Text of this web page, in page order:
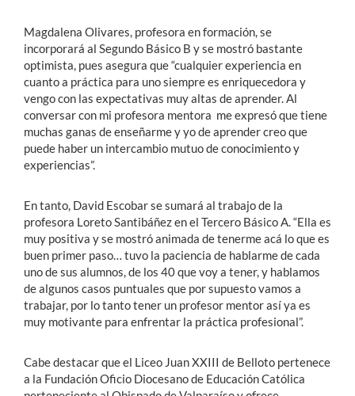
Magdalena Olivares, profesora en formación, se
incorporará al Segundo Básico B y se mostró bastante
optimista, pues asegura que “cualquier experiencia en
cuanto a práctica para uno siempre es enriquecedora y
vengo con las expectativas muy altas de aprender. Al
conversar con mi profesora mentora me expresó que tiene
muchas ganas de enseñarme y yo de aprender creo que
puede haber un intercambio mutuo de conocimiento y
experiencias”.
En tanto, David Escobar se sumará al trabajo de la
profesora Loreto Santibáñez en el Tercero Básico A. “Ella es
muy positiva y se mostró animada de tenerme acá lo que es
buen primer paso… tuvo la paciencia de hablarme de cada
uno de sus alumnos, de los 40 que voy a tener, y hablamos
de algunos casos puntuales que por supuesto vamos a
trabajar, por lo tanto tener un profesor mentor así ya es
muy motivante para enfrentar la práctica profesional”.
Cabe destacar que el Liceo Juan XXIII de Belloto pertenece
a la Fundación Oficio Diocesano de Educación Católica